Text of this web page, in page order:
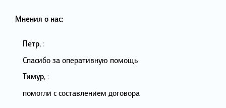
Мнения о нас:
Петр, :
Спасибо за оперативную помощь
Тимур, :
помогли с составлением договора